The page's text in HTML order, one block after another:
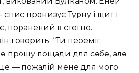
пронизує Турну і щит і
поранений в стегно.
говорить: “Ти переміг;
прошу пощади для себе, але
— пожалій мене для мого